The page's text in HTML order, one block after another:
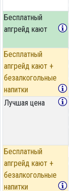
Бесплатный
апгрейд кают
Бесплатный
апгрейд кают +
безалкогольные
напитки
Лучшая цена
Бесплатный
апгрейд кают +
безалкогольные
напитки